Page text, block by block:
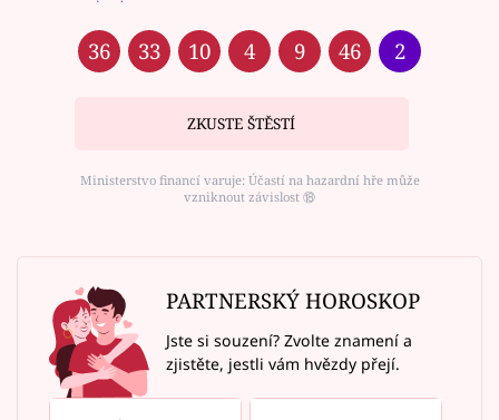
36 33 10 4 9 46 2
ZKUSTE ŠTĚSTÍ
Ministerstvo financí varuje: Účastí na hazardní hře může
vzniknout závislost ⑱
PARTNERSKÝ HOROSKOP
Jste si souzení? Zvolte znamení a
zjistěte, jestli vám hvězdy přejí.